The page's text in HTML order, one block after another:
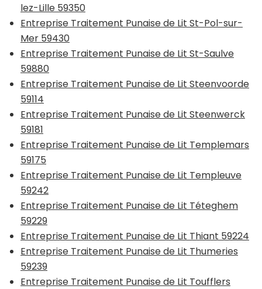
lez-Lille 59350
Entreprise Traitement Punaise de Lit St-Pol-sur-
Mer 59430
Entreprise Traitement Punaise de Lit St-Saulve
59880
Entreprise Traitement Punaise de Lit Steenvoorde
59114
Entreprise Traitement Punaise de Lit Steenwerck
59181
Entreprise Traitement Punaise de Lit Templemars
59175
Entreprise Traitement Punaise de Lit Templeuve
59242
Entreprise Traitement Punaise de Lit Téteghem
59229
Entreprise Traitement Punaise de Lit Thiant 59224
Entreprise Traitement Punaise de Lit Thumeries
59239
Entreprise Traitement Punaise de Lit Toufflers